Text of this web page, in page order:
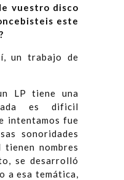
vuestro disco
este
un trabajo de
LP tiene una
es dificil
intentamos fue
sonoridades
nombres
se desarrolló
a esa temática,